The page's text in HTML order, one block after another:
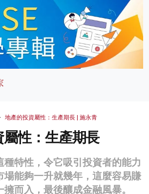
地產的投資屬性：生產期長 | 施永青
性：生產期長
種特性，令它吸引投資者的能力
場能夠一升就幾年，這麼容易賺
而入，最後釀成金融風暴。